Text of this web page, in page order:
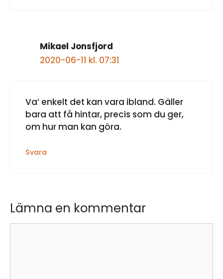
Mikael Jonsfjord
2020-06-11 kl. 07:31
Va’ enkelt det kan vara ibland. Gäller
bara att få hintar, precis som du ger,
om hur man kan göra.
Svara
Lämna en kommentar